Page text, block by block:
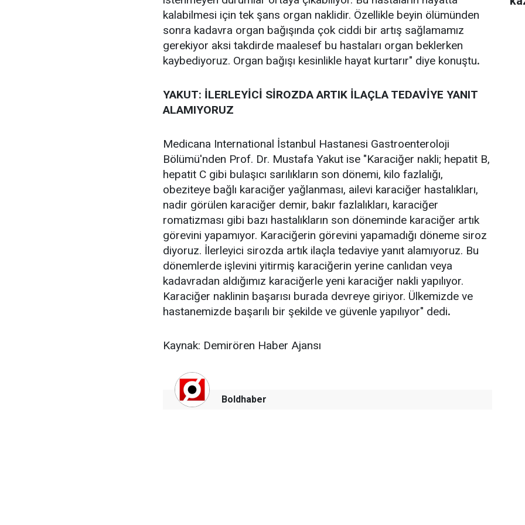
kalabilmesi için tek şans organ naklidir. Özellikle beyin ölümünden
sonra kadavra organ bağışında çok ciddi bir artış sağlamamız
gerekiyor aksi takdirde maalesef bu hastaları organ beklerken
kaybediyoruz. Organ bağışı kesinlikle hayat kurtarır" diye konuştu.
YAKUT: İLERLEYİCİ SİROZDA ARTIK İLAÇLA TEDAVİYE YANIT
ALAMIYORUZ
Medicana International İstanbul Hastanesi Gastroenteroloji
Bölümü'nden Prof. Dr. Mustafa Yakut ise "Karaciğer nakli; hepatit B,
hepatit C gibi bulaşıcı sarılıkların son dönemi, kilo fazlalığı,
obeziteye bağlı karaciğer yağlanması, ailevi karaciğer hastalıkları,
nadir görülen karaciğer demir, bakır fazlalıkları, karaciğer
romatizması gibi bazı hastalıkların son döneminde karaciğer artık
görevini yapamıyor. Karaciğerin görevini yapamadığı döneme siroz
diyoruz. İlerleyici sirozda artık ilaçla tedaviye yanıt alamıyoruz. Bu
dönemlerde işlevini yitirmiş karaciğerin yerine canlıdan veya
kadavradan aldığımız karaciğerle yeni karaciğer nakli yapılıyor.
Karaciğer naklinin başarısı burada devreye giriyor. Ülkemizde ve
hastanemizde başarılı bir şekilde ve güvenle yapılıyor" dedi.
Kaynak: Demirören Haber Ajansı
Boldhaber